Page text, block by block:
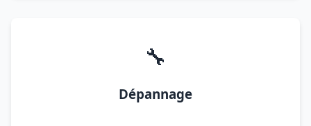
🔧
Dépannage